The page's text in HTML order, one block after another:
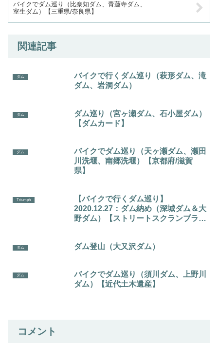
バイクでダム巡り（比奈知ダム、青蓮寺ダム、
室生ダム）【三重県/奈良県】
関連記事
ダム
バイクで行くダム巡り（萩形ダム、滝
ダム、岩洞ダム）
ダム
ダム巡り（宮ヶ瀬ダム、石小屋ダム）
【ダムカード】
ダム
バイクでダム巡り（天ヶ瀬ダム、瀬田
川洗堰、南郷洗堰）【京都府/滋賀
県】
Triumph
【バイクで行くダム巡り】
2020.12.27：ダム納め（深城ダム＆大
野ダム）【ストリートスクランブラ
ダム ダム登山（大又沢ダム）
ダム
バイクでダム巡り（須川ダム、上野川
ダム）【近代土木遺産】
コメント